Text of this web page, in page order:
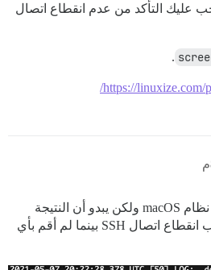
عليك التأكد من عدم انقطاع اتصال
.
https://linuxize.com/
على نظام macOS ولكن يبدو أن النتيجة
نفسها. لست متأكداً من سبب انقطاع اتصال SSH بينما لم أقم بأي